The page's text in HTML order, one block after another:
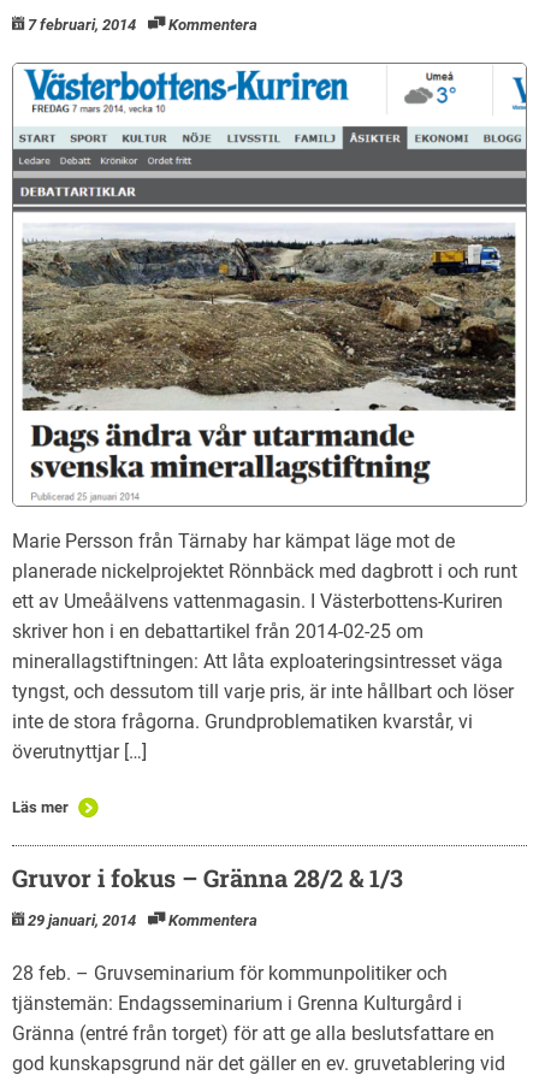
7 februari, 2014 Kommentera
Marie Persson från Tärnaby har kämpat läge mot de
planerade nickelprojektet Rönnbäck med dagbrott i och runt
ett av Umeåälvens vattenmagasin. I Västerbottens-Kuriren
skriver hon i en debattartikel från 2014-02-25 om
minerallagstiftningen: Att låta exploateringsintresset väga
tyngst, och dessutom till varje pris, är inte hållbart och löser
inte de stora frågorna. Grundproblematiken kvarstår, vi
överutnyttjar […]
Läs mer
Gruvor i fokus – Gränna 28/2 & 1/3
29 januari, 2014 Kommentera
28 feb. – Gruvseminarium för kommunpolitiker och
tjänstemän: Endagsseminarium i Grenna Kulturgård i
Gränna (entré från torget) för att ge alla beslutsfattare en
god kunskapsgrund när det gäller en ev. gruvetablering vid